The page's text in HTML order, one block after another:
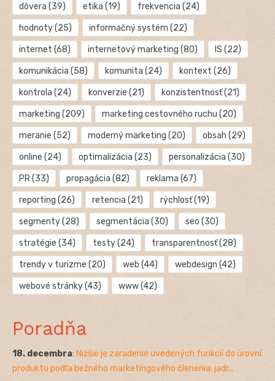
dôvera (39) etika (19) frekvencia (24)
hodnoty(25) informačný systém (22)
internet (68) internetový marketing (80) IS (22)
komunikácia (58) komunita (24) kontext (26)
kontrola (24) konverzie (21) konzistentnosť(21)
marketing (209) marketing cestovného ruchu (20)
meranie (52) moderný marketing (20) obsah (29)
online (24) optimalizácia (23) personalizácia (30)
PR(33) propagácia (82) reklama (67)
reporting (26) retencia (21) rýchlosť(19)
segmenty(28) segmentácia (30) seo (30)
stratégie (34) testy(24) transparentnosť(28)
trendy v turizme (20) web (44) webdesign (42)
webové stránky(43) www(42)
Poradňa
18. decembra: Nižšie je zaradenie uvedených funkcií do úrovní
produktu podľa bežného marketingového členenia: jadr...